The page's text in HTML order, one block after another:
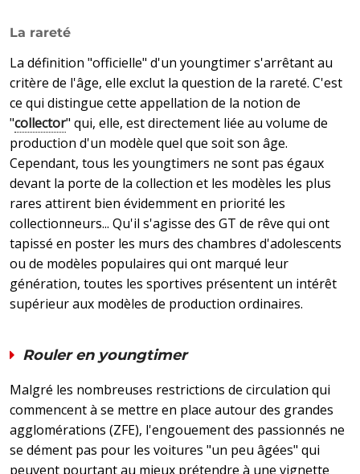
La rareté
La définition "officielle" d'un youngtimer s'arrêtant au
critère de l'âge, elle exclut la question de la rareté. C'est
ce qui distingue cette appellation de la notion de
"collector" qui, elle, est directement liée au volume de
production d'un modèle quel que soit son âge.
Cependant, tous les youngtimers ne sont pas égaux
devant la porte de la collection et les modèles les plus
rares attirent bien évidemment en priorité les
collectionneurs... Qu'il s'agisse des GT de rêve qui ont
tapissé en poster les murs des chambres d'adolescents
ou de modèles populaires qui ont marqué leur
génération, toutes les sportives présentent un intérêt
supérieur aux modèles de production ordinaires.
Rouler en youngtimer
Malgré les nombreuses restrictions de circulation qui
commencent à se mettre en place autour des grandes
agglomérations (ZFE), l'engouement des passionnés ne
se dément pas pour les voitures "un peu âgées" qui
peuvent pourtant au mieux prétendre à une vignette